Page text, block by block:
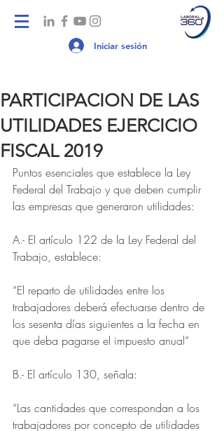
Iniciar sesión
PARTICIPACION DE LAS
UTILIDADES EJERCICIO
FISCAL 2019
Puntos esenciales que establece la Ley
Federal del Trabajo y que deben cumplir
las empresas que generaron utilidades:
A.- El artículo 122 de la Ley Federal del
Trabajo, establece:
“El reparto de utilidades entre los
trabajadores deberá efectuarse dentro de
los sesenta días siguientes a la fecha en
que deba pagarse el impuesto anual”
B.- El artículo 130, señala:
“Las cantidades que correspondan a los
trabajadores por concepto de utilidades